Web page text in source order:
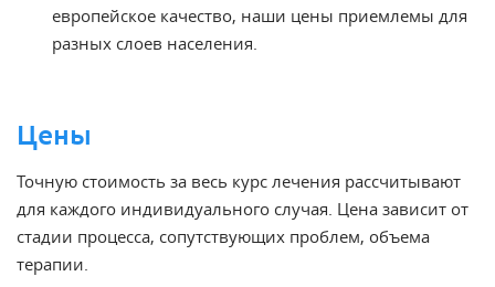
европейское качество, наши цены приемлемы для
разных слоев населения.
Цены
Точную стоимость за весь курс лечения рассчитывают
для каждого индивидуального случая. Цена зависит от
стадии процесса, сопутствующих проблем, объема
терапии.